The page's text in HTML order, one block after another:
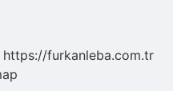
https://furkanleba.com.tr